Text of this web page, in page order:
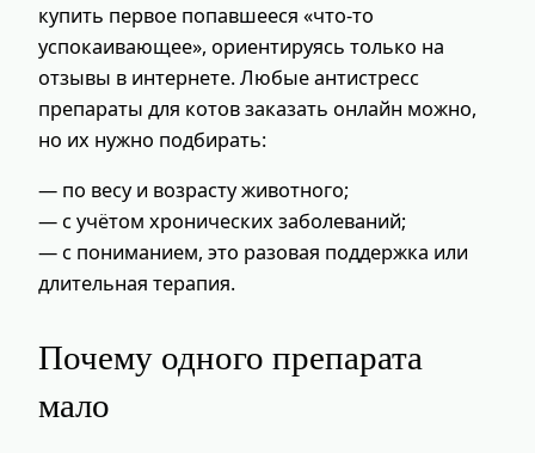
купить первое попавшееся «что-то
успокаивающее», ориентируясь только на
отзывы в интернете. Любые антистресс
препараты для котов заказать онлайн можно,
но их нужно подбирать:
— по весу и возрасту животного;
— с учётом хронических заболеваний;
— с пониманием, это разовая поддержка или
длительная терапия.
Почему одного препарата
мало